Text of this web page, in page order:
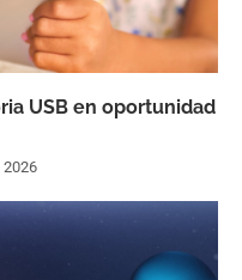
USB en oportunidad
2026